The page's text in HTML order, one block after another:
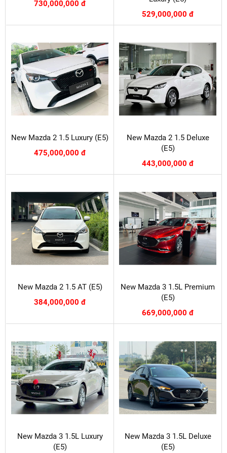
730,000,000 đ
529,000,000 đ
New Mazda 2 1.5 Luxury (E5)
475,000,000 đ
New Mazda 2 1.5 Deluxe
(E5)
443,000,000 đ
New Mazda 2 1.5 AT (E5)
384,000,000 đ
New Mazda 3 1.5L Premium
(E5)
669,000,000 đ
New Mazda 3 1.5L Luxury
(E5)
New Mazda 3 1.5L Deluxe
(E5)